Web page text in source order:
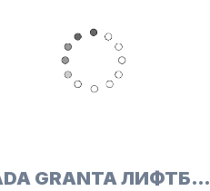
LADA GRANTA ЛИФТБЕК